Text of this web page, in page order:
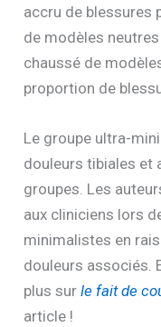
accru de blessures
de modèles
chaussé de
proportion de
Le groupe ultra-
douleurs tibiales et
groupes. Les
aux cliniciens lors
minimalistes en
douleurs associés.
plus surle fait de
article !